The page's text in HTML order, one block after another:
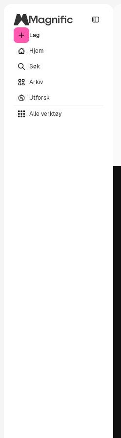
Lag
Hjem
Søk
Arkiv
Utforsk
Alle verktøy